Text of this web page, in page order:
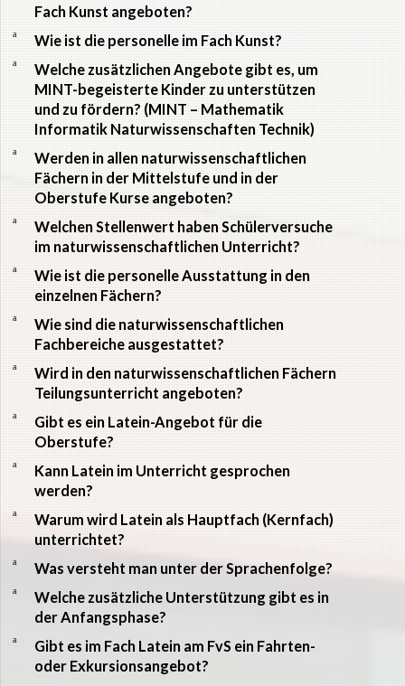
Fach Kunst angeboten?
a Wie ist die personelle im Fach Kunst?
a
Welche zusätzlichen Angebote gibt es, um
MINT-begeisterte Kinder zu unterstützen
und zu fördern? (MINT – Mathematik
Informatik Naturwissenschaften Technik)
a
Werden in allen naturwissenschaftlichen
Fächern in der Mittelstufe und in der
Oberstufe Kurse angeboten?
a
Welchen Stellenwert haben Schülerversuche
im naturwissenschaftlichen Unterricht?
a
Wie ist die personelle Ausstattung in den
einzelnen Fächern?
a
Wie sind die naturwissenschaftlichen
Fachbereiche ausgestattet?
a
Wird in den naturwissenschaftlichen Fächern
Teilungsunterricht angeboten?
a
Gibt es ein Latein-Angebot für die
Oberstufe?
a
Kann Latein im Unterricht gesprochen
werden?
a
Warum wird Latein als Hauptfach (Kernfach)
unterrichtet?
a Was versteht man unter der Sprachenfolge?
a
Welche zusätzliche Unterstützung gibt es in
der Anfangsphase?
a
Gibt es im Fach Latein am FvS ein Fahrten-
oder Exkursionsangebot?